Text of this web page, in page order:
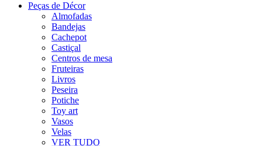
Peças de Décor
Almofadas
Bandejas
Cachepot
Castiçal
Centros de mesa
Fruteiras
Livros
Peseira
Potiche
Toy art
Vasos
Velas
VER TUDO